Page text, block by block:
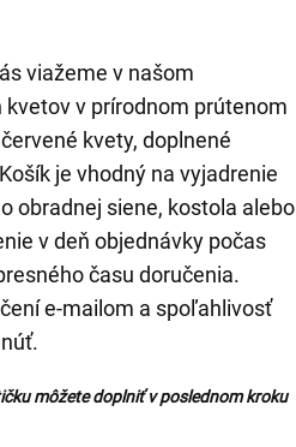
viažeme v našom
v prírodnom prútenom
kvety, doplnené
je vhodný na vyjadrenie
obradnej siene, kostola alebo
v deň objednávky počas
času doručenia.
e-mailom a spoľahlivosť
môžete doplniť v poslednom kroku